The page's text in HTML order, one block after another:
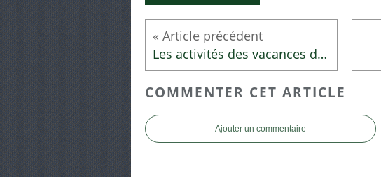
Les activités des vacances de février
COMMENTER CET ARTICLE
Ajouter un commentaire